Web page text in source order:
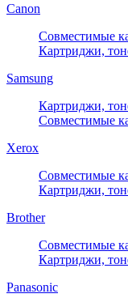
Canon
Совместимые
Картриджи,
Samsung
Картриджи,
Совместимые
Xerox
Совместимые
Картриджи,
Brother
Совместимые
Картриджи,
Panasonic